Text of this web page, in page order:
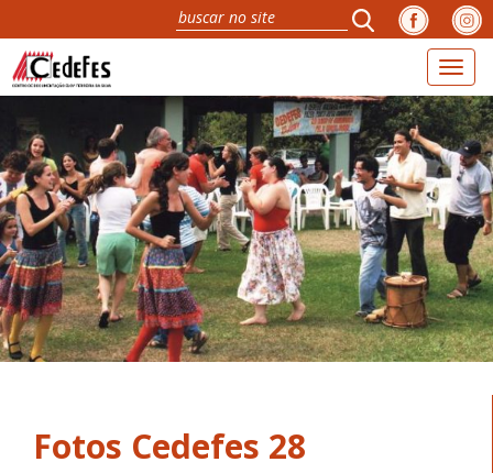
Fotos Cedefes 28